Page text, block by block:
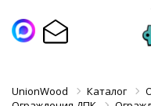
UnionWood Каталог